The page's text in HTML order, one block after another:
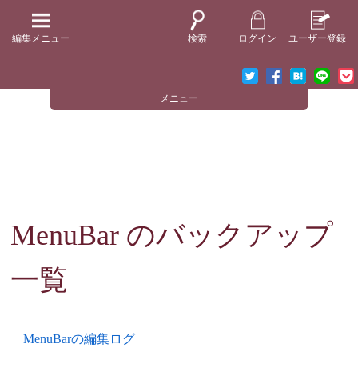
編集メニュー 検索 ログイン ユーザー登録
メニュー
MenuBar のバックアップ
一覧
MenuBarの編集ログ